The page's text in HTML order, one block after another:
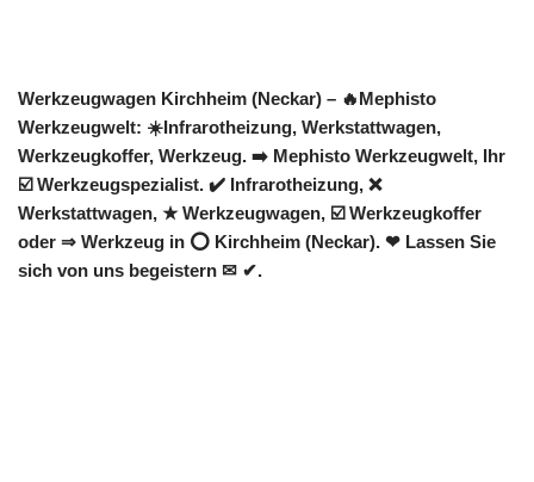
Werkzeugwagen Kirchheim (Neckar) – 🔥Mephisto
Werkzeugwelt: ☀️Infrarotheizung, Werkstattwagen,
Werkzeugkoffer, Werkzeug. ➡️ Mephisto Werkzeugwelt, Ihr
☑️ Werkzeugspezialist. ✔️ Infrarotheizung, ❌
Werkstattwagen, ★ Werkzeugwagen, ☑️ Werkzeugkoffer
oder ⇒ Werkzeug in ⭕ Kirchheim (Neckar). ❤ Lassen Sie
sich von uns begeistern ✉ ✔.